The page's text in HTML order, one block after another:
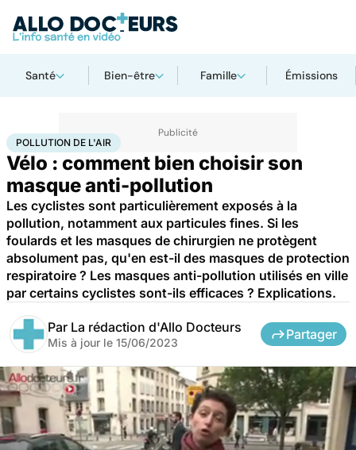
Santé Bien-être Famille Émissions
AccueilSanté Maladies Pollution de l'air
POLLUTION DE L'AIR
Vélo : comment bien choisir son
masque anti-pollution
Les cyclistes sont particulièrement exposés à la
pollution, notamment aux particules fines. Si les
foulards et les masques de chirurgien ne protègent
absolument pas, qu'en est-il des masques de protection
respiratoire ? Les masques anti-pollution utilisés en ville
par certains cyclistes sont-ils efficaces ? Explications.
Par La rédaction d'Allo Docteurs
Mis à jour le 15/06/2023
Partager